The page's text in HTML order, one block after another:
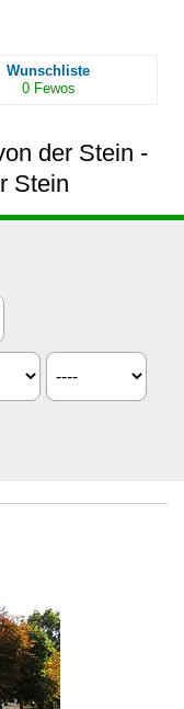
Wunschliste
0 Fewos
der Stein -
Stein